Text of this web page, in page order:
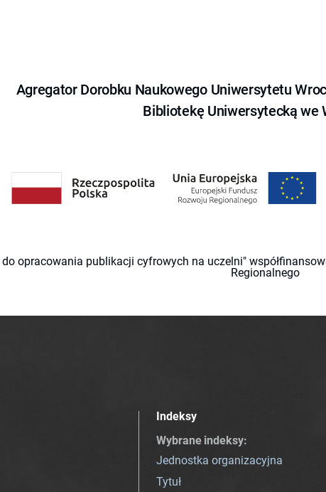
Agregator Dorobku Naukowego Uniwersytetu
Bibliotekę Uniwersytecką we
opracowania publikacji cyfrowych na uczelni"
Regionalnego
Indeksy
Wybrane indeksy:
Jednostka organizacyjna
Tytuł